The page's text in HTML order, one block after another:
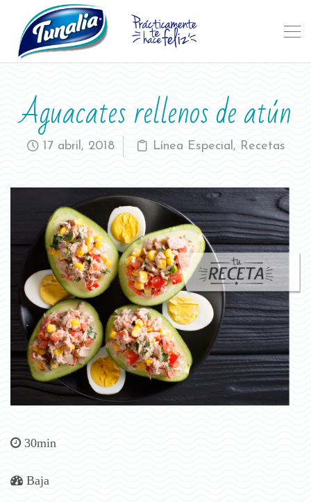
Aguacates rellenos de atún
17 abril, 2018 Línea Especial, Recetas
30min
Baja